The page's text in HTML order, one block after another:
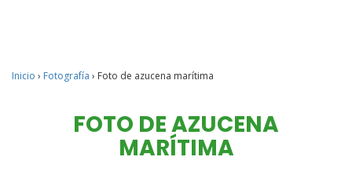
Inicio › Fotografía › Foto de azucena marítima
FOTO DE AZUCENA
MARÍTIMA